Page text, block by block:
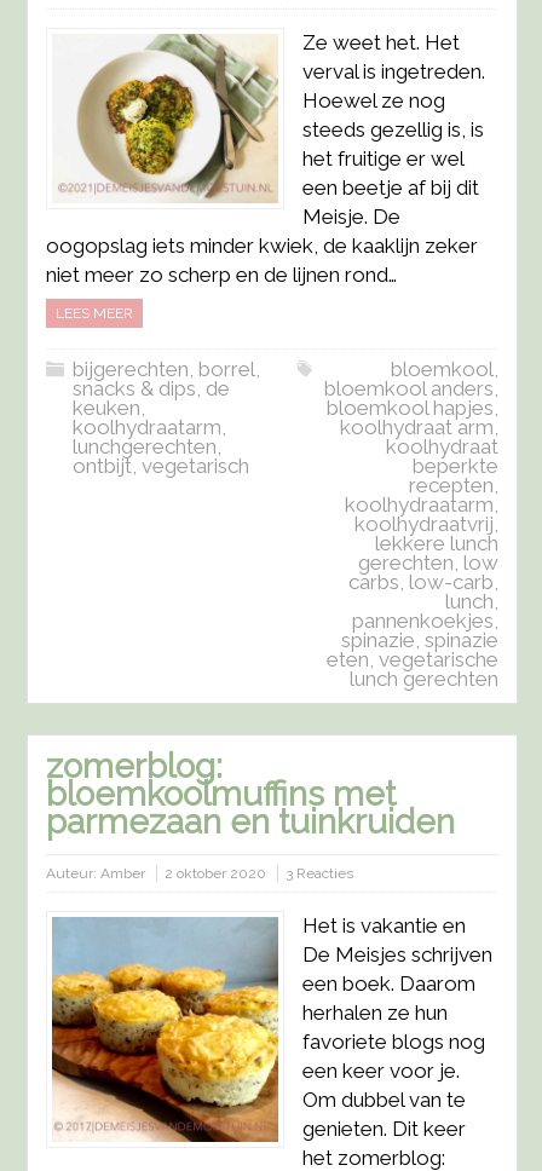
Ze weet het. Het
verval is ingetreden.
Hoewel ze nog
steeds gezellig is, is
het fruitige er wel
een beetje af bij dit
Meisje. De
oogopslag iets minder kwiek, de kaaklijn zeker
niet meer zo scherp en de lijnen rond…
LEES MEER
bijgerechten borrel,
snacks & dips de
keuken
koolhydraatarm
lunchgerechten
ontbijt ,vegetarisch
bloemkool
bloemkool anders
bloemkool hapjes
koolhydraat arm
koolhydraat
beperkte
recepten
koolhydraatarm
koolhydraatvrij
lekkere lunch
gerechten low
carbs low-carb
lunch
pannenkoekjes
spinazie spinazie
eten vegetarische
lunch gerechten
zomerblog:
bloemkoolmuffins met
parmezaan en tuinkruiden
Auteur: Amber 2 oktober 2020 3 Reacties
Het is vakantie en
De Meisjes schrijven
een boek. Daarom
herhalen ze hun
favoriete blogs nog
een keer voor je.
Om dubbel van te
genieten. Dit keer
het zomerblog: